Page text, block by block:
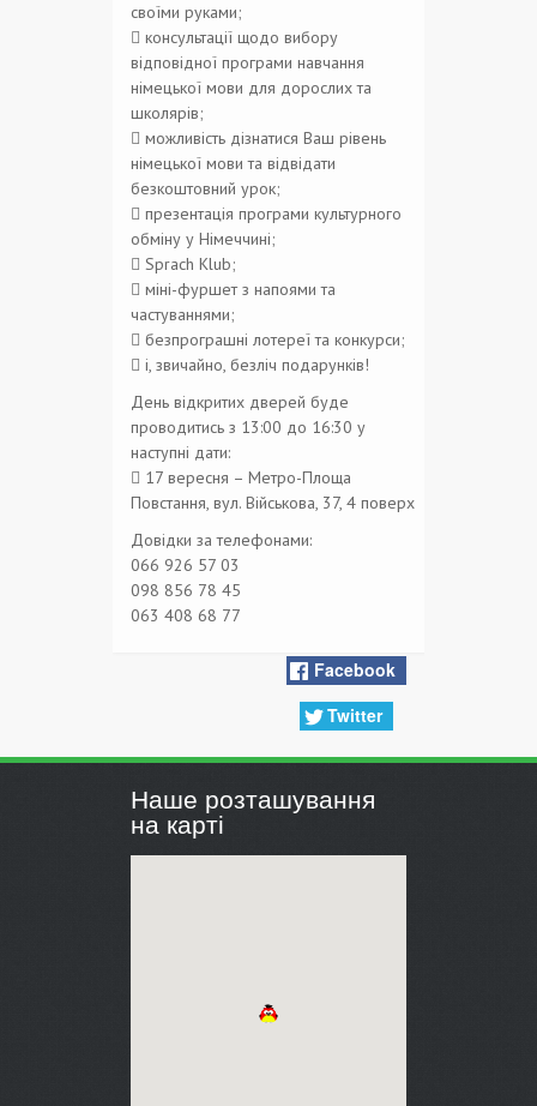
своїми руками;
 консультації щодо вибору
відповідної програми навчання
німецької мови для дорослих та
школярів;
 можливість дізнатися Ваш рівень
німецької мови та відвідати
безкоштовний урок;
 презентація програми культурного
обміну у Німеччині;
 Sprach Klub;
 міні-фуршет з напоями та
частуваннями;
 безпрограшні лотереї та конкурси;
 і, звичайно, безліч подарунків!
День відкритих дверей буде
проводитись з 13:00 до 16:30 у
наступні дати:
 17 вересня – Метро-Площа
Повстання, вул. Військова, 37, 4 поверх
Довідки за телефонами:
066 926 57 03
098 856 78 45
063 408 68 77
Facebook
Twitter
Наше розташування
на карті